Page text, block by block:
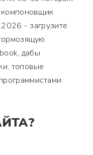
компоновщик
- загрузите
дабы
топовые